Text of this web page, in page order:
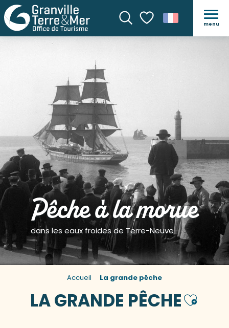
Recherche
Voir les favoris
menu
Pêche à la morue
dans les eaux froides de Terre-Neuve
Accueil La grande pêche
LA GRANDE PÊCHE Ajouter